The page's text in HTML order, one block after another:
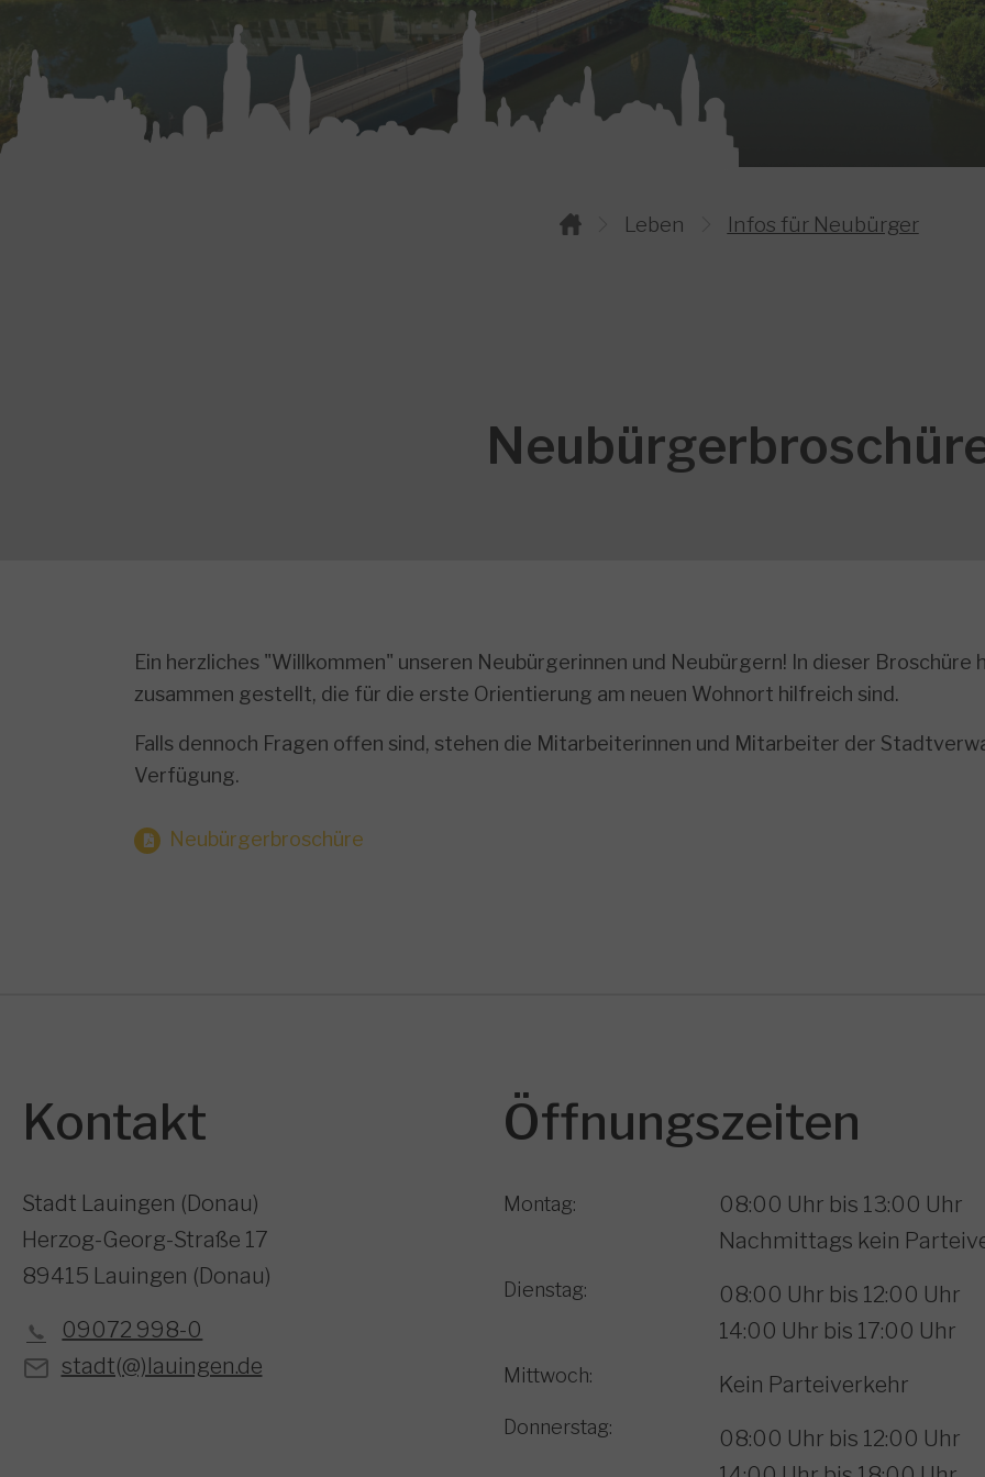
Leben Infos für Neubürger
Ein herzliches "Willkommen" unseren Neubürgerinnen und Neubürgern! In dieser Broschüre
zusammen gestellt, die für die erste Orientierung am neuen Wohnort hilfreich sind.
Falls dennoch Fragen offen sind, stehen die Mitarbeiterinnen und Mitarbeiter der
Verfügung.
Neubürgerbroschüre
Kontakt
Stadt Lauingen (Donau)
Herzog-Georg-Straße 17
89415 Lauingen (Donau)
09072 998-0
stadt(@)lauingen.de
Öffnungszeiten
Montag:
Dienstag:
Mittwoch:
Donnerstag:
08:00 Uhr bis 13:00 Uhr
Nachmittags kein
08:00 Uhr bis 12:00 Uhr
14:00 Uhr bis 17:00 Uhr
Kein Parteiverkehr
08:00 Uhr bis 12:00 Uhr